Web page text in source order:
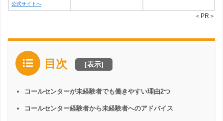
公式サイトへ
＜PR＞
目次 [表示]
コールセンターが未経験者でも働きやすい理由2つ
コールセンター経験者から未経験者へのアドバイス